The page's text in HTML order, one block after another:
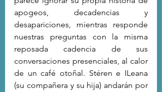
apogeos, decadencias y
desapariciones, mientras responde
nuestras preguntas con la misma
reposada cadencia de sus
conversaciones presenciales, al calor
de un café otoñal. Stéren e ILeana
(su compañera y su hija) andarán por